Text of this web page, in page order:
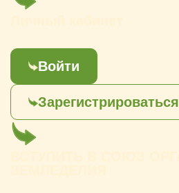
Войти
Зарегистрироваться